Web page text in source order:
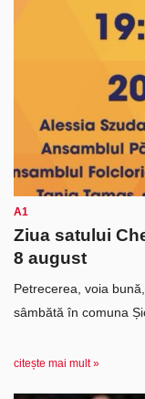
A1
Ziua satului
8 august
Petrecerea, voia
sâmbătă în comuna
citește mai mult »